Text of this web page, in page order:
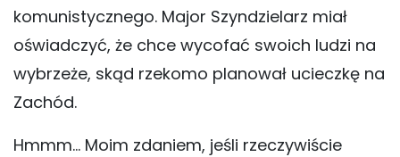
komunistycznego. Major Szyndzielarz miał
oświadczyć, że chce wycofać swoich ludzi na
wybrzeże, skąd rzekomo planował ucieczkę na
Zachód.
Hmmm… Moim zdaniem, jeśli rzeczywiście